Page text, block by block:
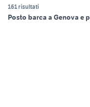
161 risultati
Posto barca a Genova e